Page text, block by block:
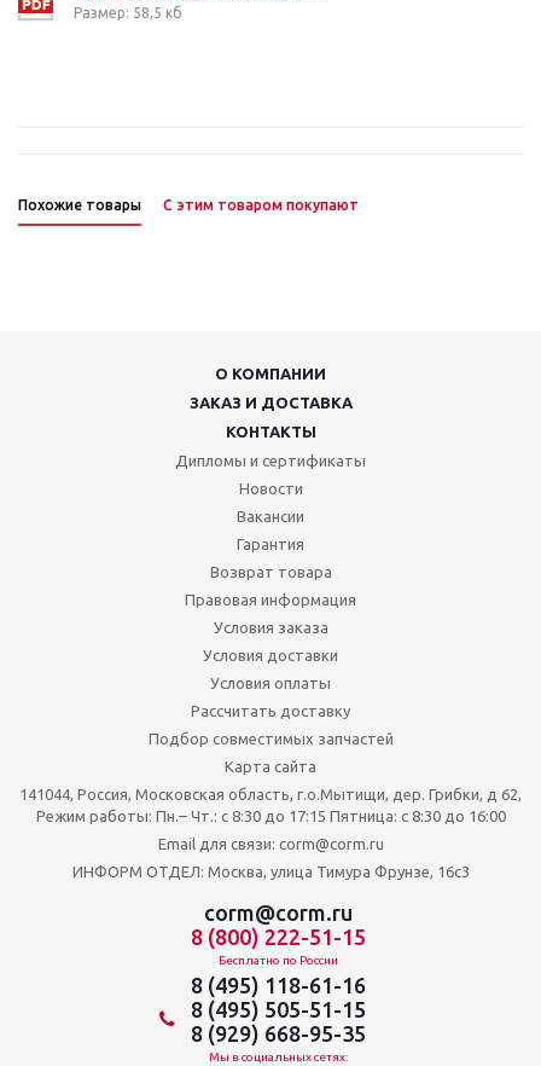
Размер: 58,5 кб
Похожие товары С этим товаром покупают
О КОМПАНИИ
ЗАКАЗ И ДОСТАВКА
КОНТАКТЫ
Дипломы и сертификаты
Новости
Вакансии
Гарантия
Возврат товара
Правовая информация
Условия заказа
Условия доставки
Условия оплаты
Рассчитать доставку
Подбор совместимых запчастей
Карта сайта
141044, Россия, Московская область, г.о.Мытищи, дер. Грибки, д 62,
Режим работы: Пн.– Чт.: с 8:30 до 17:15 Пятница: c 8:30 до 16:00
Email для связи: corm@corm.ru
ИНФОРМ ОТДЕЛ: Москва, улица Тимура Фрунзе, 16с3
corm@corm.ru
8 (800) 222-51-15
Бесплатно по России
8 (495) 118-61-16
8 (495) 505-51-15
8 (929) 668-95-35
Мы в социальных сетях: